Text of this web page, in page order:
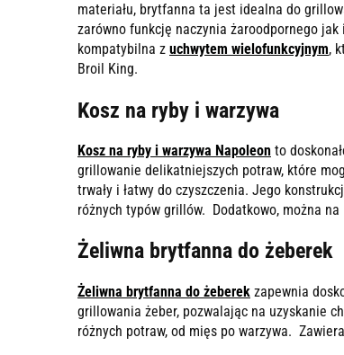
materiału, brytfanna ta jest idealna do
zarówno funkcję naczynia żaroodpornego
kompatybilna z uchwytem wielofunkcyjnym,
Broil King.
Kosz na ryby i warzywa
Kosz na ryby i warzywa Napoleon to
grillowanie delikatniejszych potraw, które
trwały i łatwy do czyszczenia. Jego
różnych typów grillów. Dodatkowo, można
Żeliwna brytfanna do żeberek
Żeliwna brytfanna do żeberek zapewnia
grillowania żeber, pozwalając na uzyskanie
różnych potraw, od mięs po warzywa.